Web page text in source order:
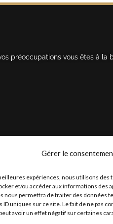
Gérer le
expériences, nous utilisons des
et/ou accéder aux informations des
nous permettra de traiter des données
ID uniques sur ce site. Le fait de ne pas
avoir un effet négatif sur certaines
préoccupations vous êtes à la